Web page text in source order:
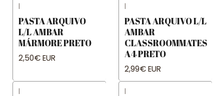
|
PASTA ARQUIVO
L/L AMBAR
MÁRMORE PRETO
2,50€ EUR
|
PASTA ARQUIVO L/L
AMBAR
CLASSROOMMATES
A4 PRETO
2,99€ EUR
| |